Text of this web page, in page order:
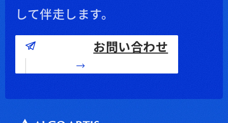
して伴走します。
お問い合わせ